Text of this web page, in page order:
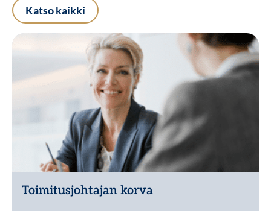
Katso kaikki
Toimitusjohtajan korva